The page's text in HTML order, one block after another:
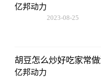
亿邦动力
2023-08-25
胡豆怎么炒好吃家常
亿邦动力